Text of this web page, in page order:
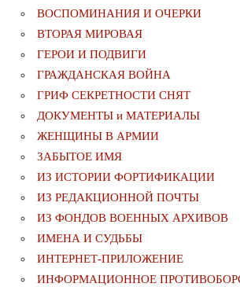
ВОСПОМИНАНИЯ И ОЧЕРКИ
ВТОРАЯ МИРОВАЯ
ГЕРОИ И ПОДВИГИ
ГРАЖДАНСКАЯ ВОЙНА
ГРИФ СЕКРЕТНОСТИ СНЯТ
ДОКУМЕНТЫ и МАТЕРИАЛЫ
ЖЕНЩИНЫ В АРМИИ
ЗАБЫТОЕ ИМЯ
ИЗ ИСТОРИИ ФОРТИФИКАЦИИ
ИЗ РЕДАКЦИОННОЙ ПОЧТЫ
ИЗ ФОНДОВ ВОЕННЫХ АРХИВОВ
ИМЕНА И СУДЬБЫ
ИНТЕРНЕТ-ПРИЛОЖЕНИЕ
ИНФОРМАЦИОННОЕ